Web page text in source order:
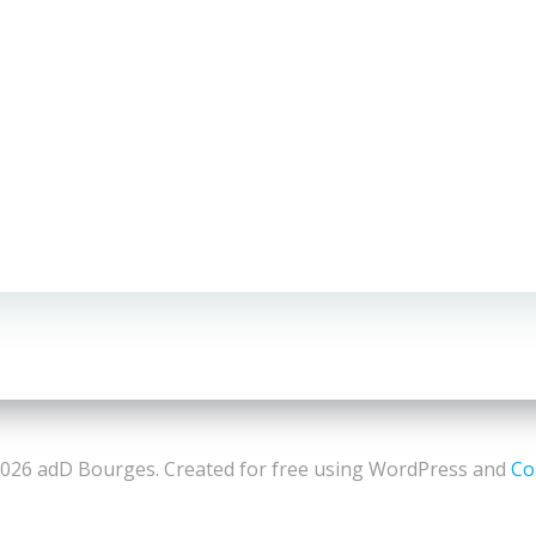
adD Bourges. Created for free using WordPress and